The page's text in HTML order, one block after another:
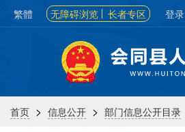
繁體 无障碍浏览 长者专区 登录
首页 > 信息公开 > 部门信息公开目录